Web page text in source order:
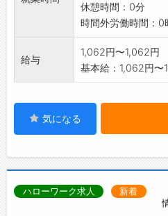
休憩時間：0分
時間外労働時間：0
給与
1,062円〜1,062円
基本給：1,062円〜
気になる
ハローワーク求人 新着